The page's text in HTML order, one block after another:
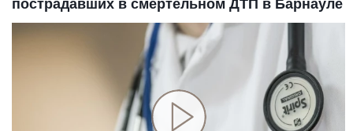
пострадавших в смертельном ДТП в Барнауле